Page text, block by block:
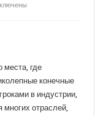
места, где
конечные
в индустрии,
многих отраслей,